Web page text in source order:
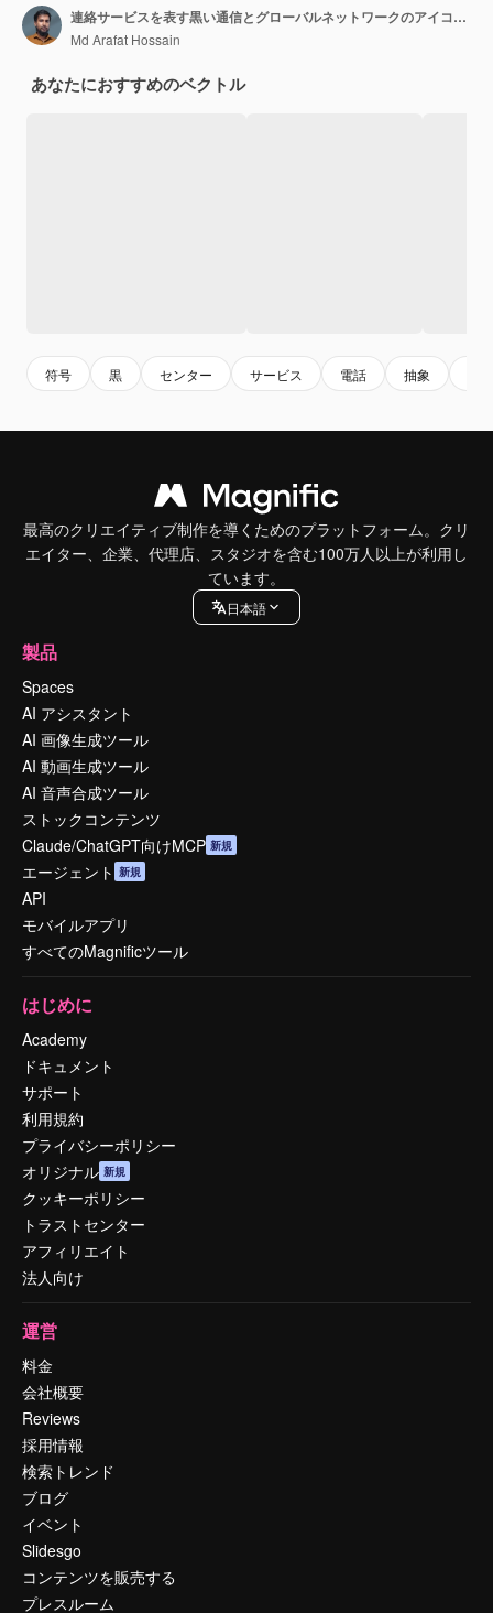
連絡サービスを表す黒い通信とグローバルネットワークのアイコンセット
Md Arafat Hossain
あなたにおすすめのベクトル
符号 黒 センター サービス 電話 抽象
最高のクリエイティブ制作を導くためのプラットフォーム。クリ
エイター、企業、代理店、スタジオを含む100万人以上が利用し
ています。
日本語
製品
Spaces
AI アシスタント
AI 画像生成ツール
AI 動画生成ツール
AI 音声合成ツール
ストックコンテンツ
Claude/ChatGPT向けMCP 新規
エージェント 新規
API
モバイルアプリ
すべてのMagnificツール
はじめに
Academy
ドキュメント
サポート
利用規約
プライバシーポリシー
オリジナル 新規
クッキーポリシー
トラストセンター
アフィリエイト
法人向け
運営
料金
会社概要
Reviews
採用情報
検索トレンド
ブログ
イベント
Slidesgo
コンテンツを販売する
プレスルーム